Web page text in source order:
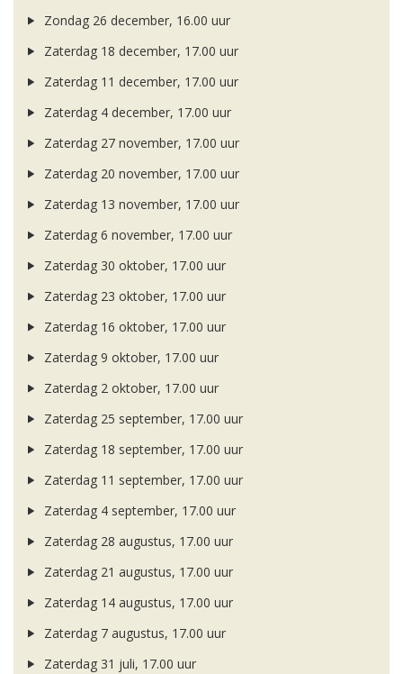
Zondag 26 december, 16.00 uur
Zaterdag 18 december, 17.00 uur
Zaterdag 11 december, 17.00 uur
Zaterdag 4 december, 17.00 uur
Zaterdag 27 november, 17.00 uur
Zaterdag 20 november, 17.00 uur
Zaterdag 13 november, 17.00 uur
Zaterdag 6 november, 17.00 uur
Zaterdag 30 oktober, 17.00 uur
Zaterdag 23 oktober, 17.00 uur
Zaterdag 16 oktober, 17.00 uur
Zaterdag 9 oktober, 17.00 uur
Zaterdag 2 oktober, 17.00 uur
Zaterdag 25 september, 17.00 uur
Zaterdag 18 september, 17.00 uur
Zaterdag 11 september, 17.00 uur
Zaterdag 4 september, 17.00 uur
Zaterdag 28 augustus, 17.00 uur
Zaterdag 21 augustus, 17.00 uur
Zaterdag 14 augustus, 17.00 uur
Zaterdag 7 augustus, 17.00 uur
Zaterdag 31 juli, 17.00 uur